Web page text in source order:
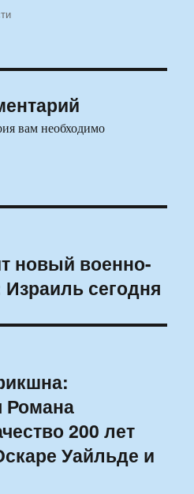
вам необходимо
новый военно-
сегодня
Романа
200 лет
Уайльде и